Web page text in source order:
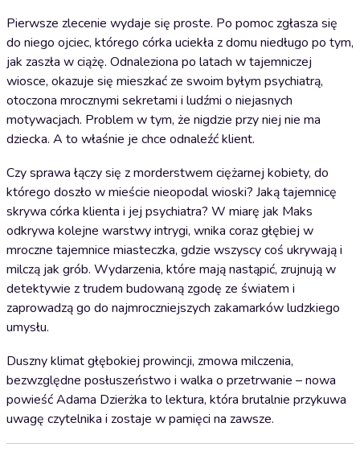
Pierwsze zlecenie wydaje się proste. Po pomoc zgłasza się
do niego ojciec, którego córka uciekła z domu niedługo po tym,
jak zaszła w ciążę. Odnaleziona po latach w tajemniczej
wiosce, okazuje się mieszkać ze swoim byłym psychiatrą,
otoczona mrocznymi sekretami i ludźmi o niejasnych
motywacjach. Problem w tym, że nigdzie przy niej nie ma
dziecka. A to właśnie je chce odnaleźć klient.
Czy sprawa łączy się z morderstwem ciężarnej kobiety, do
którego doszło w mieście nieopodal wioski? Jaką tajemnicę
skrywa córka klienta i jej psychiatra? W miarę jak Maks
odkrywa kolejne warstwy intrygi, wnika coraz głębiej w
mroczne tajemnice miasteczka, gdzie wszyscy coś ukrywają i
milczą jak grób. Wydarzenia, które mają nastąpić, zrujnują w
detektywie z trudem budowaną zgodę ze światem i
zaprowadzą go do najmroczniejszych zakamarków ludzkiego
umysłu.
Duszny klimat głębokiej prowincji, zmowa milczenia,
bezwzględne posłuszeństwo i walka o przetrwanie – nowa
powieść Adama Dzierżka to lektura, która brutalnie przykuwa
uwagę czytelnika i zostaje w pamięci na zawsze.